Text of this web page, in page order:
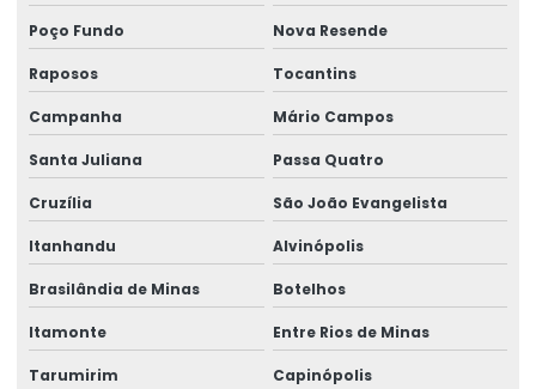
Perícias de postos de trabalho
Perícias trabalhistas
Perícias de verificação de capacidade
Perícias de verificação de incapacidade
Perito de insalubridade
Perito insalubridade e periculosidade
Programa de inclusão de afastados
Reinclusão de afastados
Poço Fundo Nova Resende
Raposos Tocantins
Campanha Mário Campos
Santa Juliana Passa Quatro
Cruzília São João Evangelista
Itanhandu Alvinópolis
Brasilândia de Minas Botelhos
Itamonte Entre Rios de Minas
Tarumirim Capinópolis